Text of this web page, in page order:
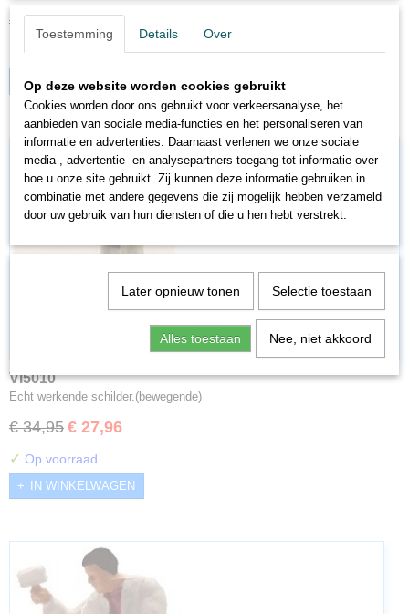
€ 34,95
Op voorraad
IN WINKELWAGEN
VI5010
Echt werkende schilder.(bewegende)
€ 34,95 € 27,96
✓ Op voorraad
IN WINKELWAGEN
Toestemming Details Over
Op deze website worden cookies gebruikt
Cookies worden door ons gebruikt voor verkeersanalyse, het
aanbieden van sociale media-functies en het personaliseren van
informatie en advertenties. Daarnaast verlenen we onze sociale
media-, advertentie- en analysepartners toegang tot informatie over
hoe u onze site gebruikt. Zij kunnen deze informatie gebruiken in
combinatie met andere gegevens die zij mogelijk hebben verzameld
door uw gebruik van hun diensten of die u hen hebt verstrekt.
Later opnieuw tonen Selectie toestaan
Alles toestaan Nee, niet akkoord